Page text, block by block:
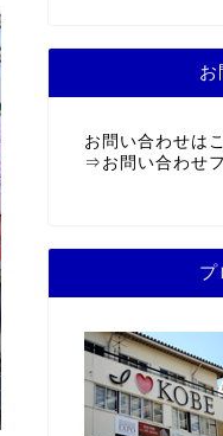
お
お問い合わせは
⇒ お問い合わせ
プ